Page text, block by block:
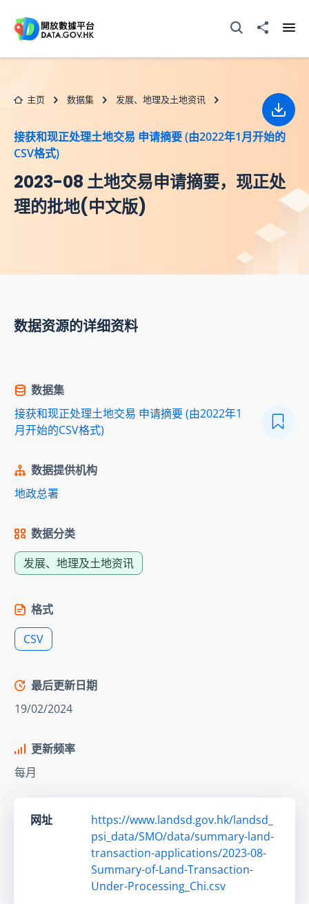
打开搜寻器分享至
主页 数据集 发展、地理及土地资讯
接获和现正处理土地交易 申请摘要 (由2022年1月开始的
CSV格式)
2023-08 土地交易申请摘要，现正处
理的批地(中文版)
下载
数据资源的详细资料
数据集
接获和现正处理土地交易 申请摘要 (由2022年1
月开始的CSV格式)
数据提供机构
地政总署
数据分类
发展、地理及土地资讯
格式
CSV
最后更新日期
19/02/2024
更新频率
每月
网址
https://www.landsd.gov.hk/landsd_
psi_data/SMO/data/summary-land-
transaction-applications/2023-08-
Summary-of-Land-Transaction-
Under-Processing_Chi.csv